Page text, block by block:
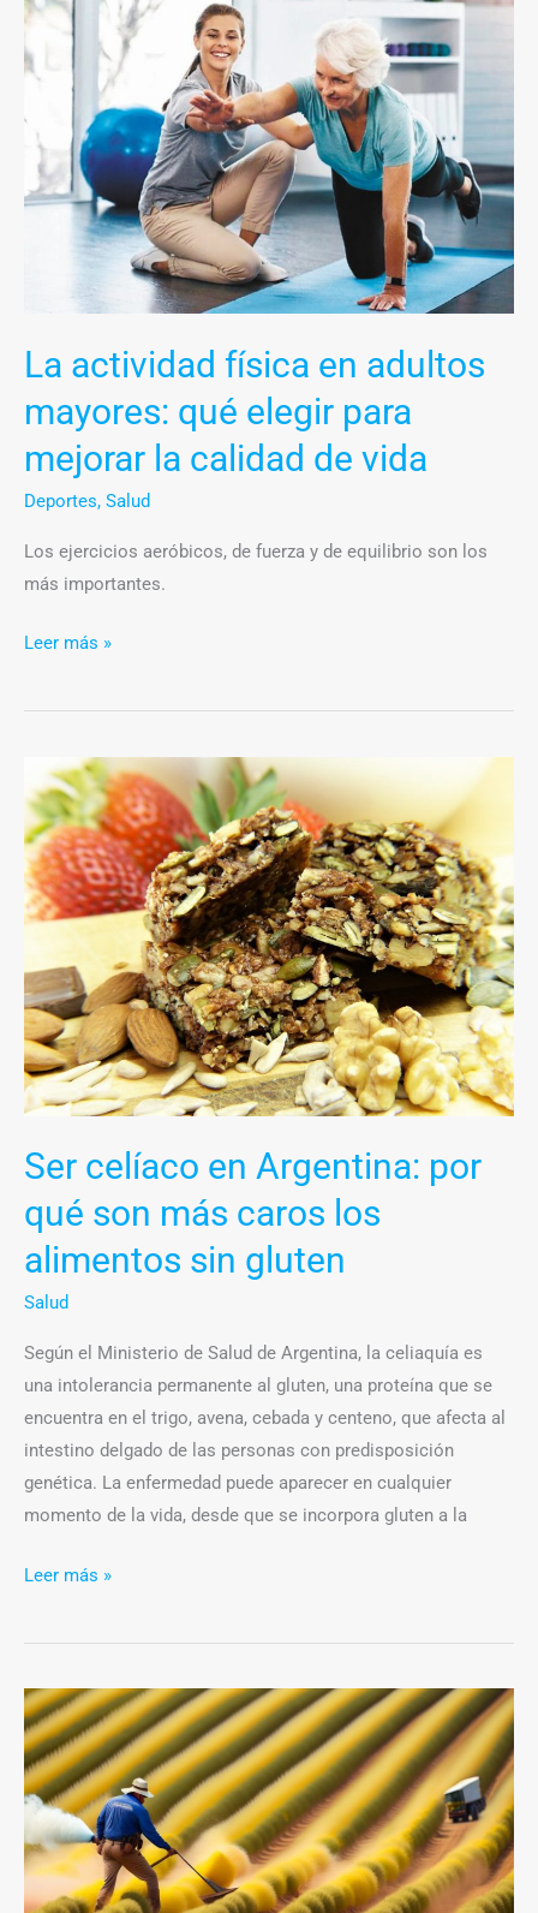
La actividad física en adultos
mayores: qué elegir para
mejorar la calidad de vida
Deportes, Salud
Los ejercicios aeróbicos, de fuerza y de equilibrio son los
más importantes.
actividad
en
mayores:
qué
elegir
vida
Leer más »
Ser celíaco en Argentina: por
qué son más caros los
alimentos sin gluten
Salud
Según el Ministerio de Salud de Argentina, la celiaquía es
una intolerancia permanente al gluten, una proteína que se
encuentra en el trigo, avena, cebada y centeno, que afecta al
intestino delgado de las personas con predisposición
genética. La enfermedad puede aparecer en cualquier
momento de la vida, desde que se incorpora gluten a la
Ser
celíaco
en
Argentina:
por
son
más
caros
los
alimentos
gluten
Leer más »
Si
aspiramos
a
un
futuro
mejor,
la